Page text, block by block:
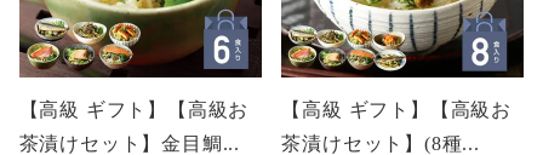
【高級 ギフト】【高級お
茶漬けセット】金目鯛...
【高級 ギフト】【高級お
茶漬けセット】(8種...